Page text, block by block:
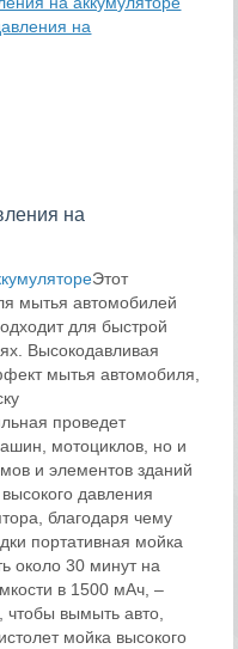
на
на
Этот
мытья автомобилей
для быстрой
Высокодавливая
мытья автомобиля,
проведет
мотоциклов, но и
и элементов зданий
давления
благодаря чему
портативная мойка
около 30 минут на
в 1500 мАч, –
чтобы вымыть авто,
мойка высокого